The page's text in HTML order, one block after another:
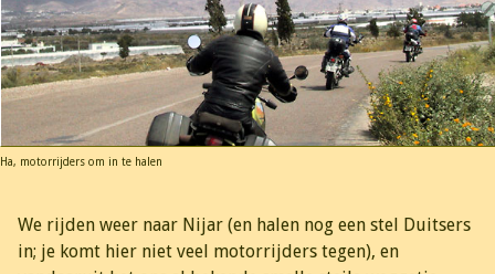
Ha, motorrijders om in te halen
We rijden weer naar Nijar (en halen nog een stel Duitsers
in; je komt hier niet veel motorrijders tegen), en